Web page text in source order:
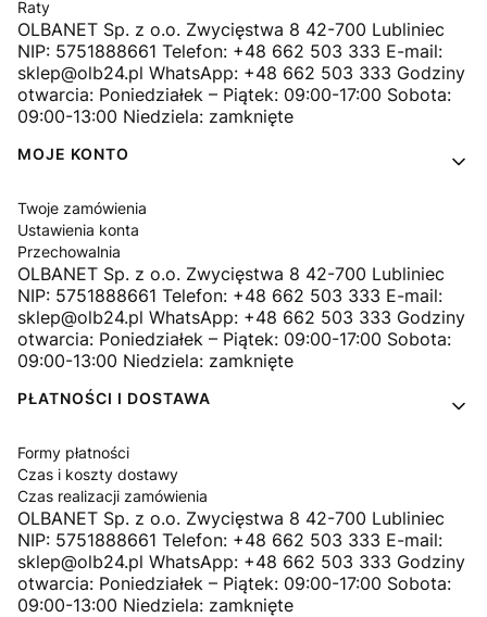
Raty
OLBANET Sp. z o.o. Zwycięstwa 8 42-700 Lubliniec
NIP: 5751888661 Telefon: +48 662 503 333 E-mail:
sklep@olb24.pl WhatsApp: +48 662 503 333 Godziny
otwarcia: Poniedziałek – Piątek: 09:00-17:00 Sobota:
09:00-13:00 Niedziela: zamknięte
MOJE KONTO
Twoje zamówienia
Ustawienia konta
Przechowalnia
OLBANET Sp. z o.o. Zwycięstwa 8 42-700 Lubliniec
NIP: 5751888661 Telefon: +48 662 503 333 E-mail:
sklep@olb24.pl WhatsApp: +48 662 503 333 Godziny
otwarcia: Poniedziałek – Piątek: 09:00-17:00 Sobota:
09:00-13:00 Niedziela: zamknięte
PŁATNOŚCI I DOSTAWA
Formy płatności
Czas i koszty dostawy
Czas realizacji zamówienia
OLBANET Sp. z o.o. Zwycięstwa 8 42-700 Lubliniec
NIP: 5751888661 Telefon: +48 662 503 333 E-mail:
sklep@olb24.pl WhatsApp: +48 662 503 333 Godziny
otwarcia: Poniedziałek – Piątek: 09:00-17:00 Sobota:
09:00-13:00 Niedziela: zamknięte